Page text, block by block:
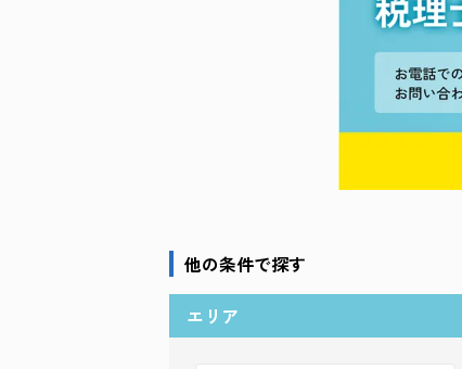
他の条件で探す
エリア